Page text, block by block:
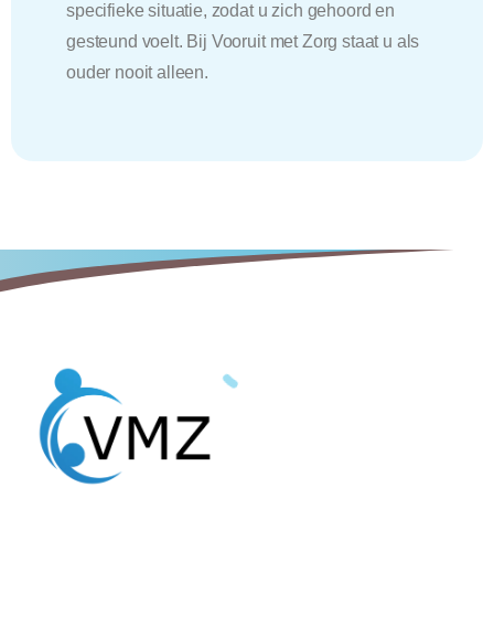
specifieke situatie, zodat u zich gehoord en
gesteund voelt. Bij Vooruit met Zorg staat u als
ouder nooit alleen.